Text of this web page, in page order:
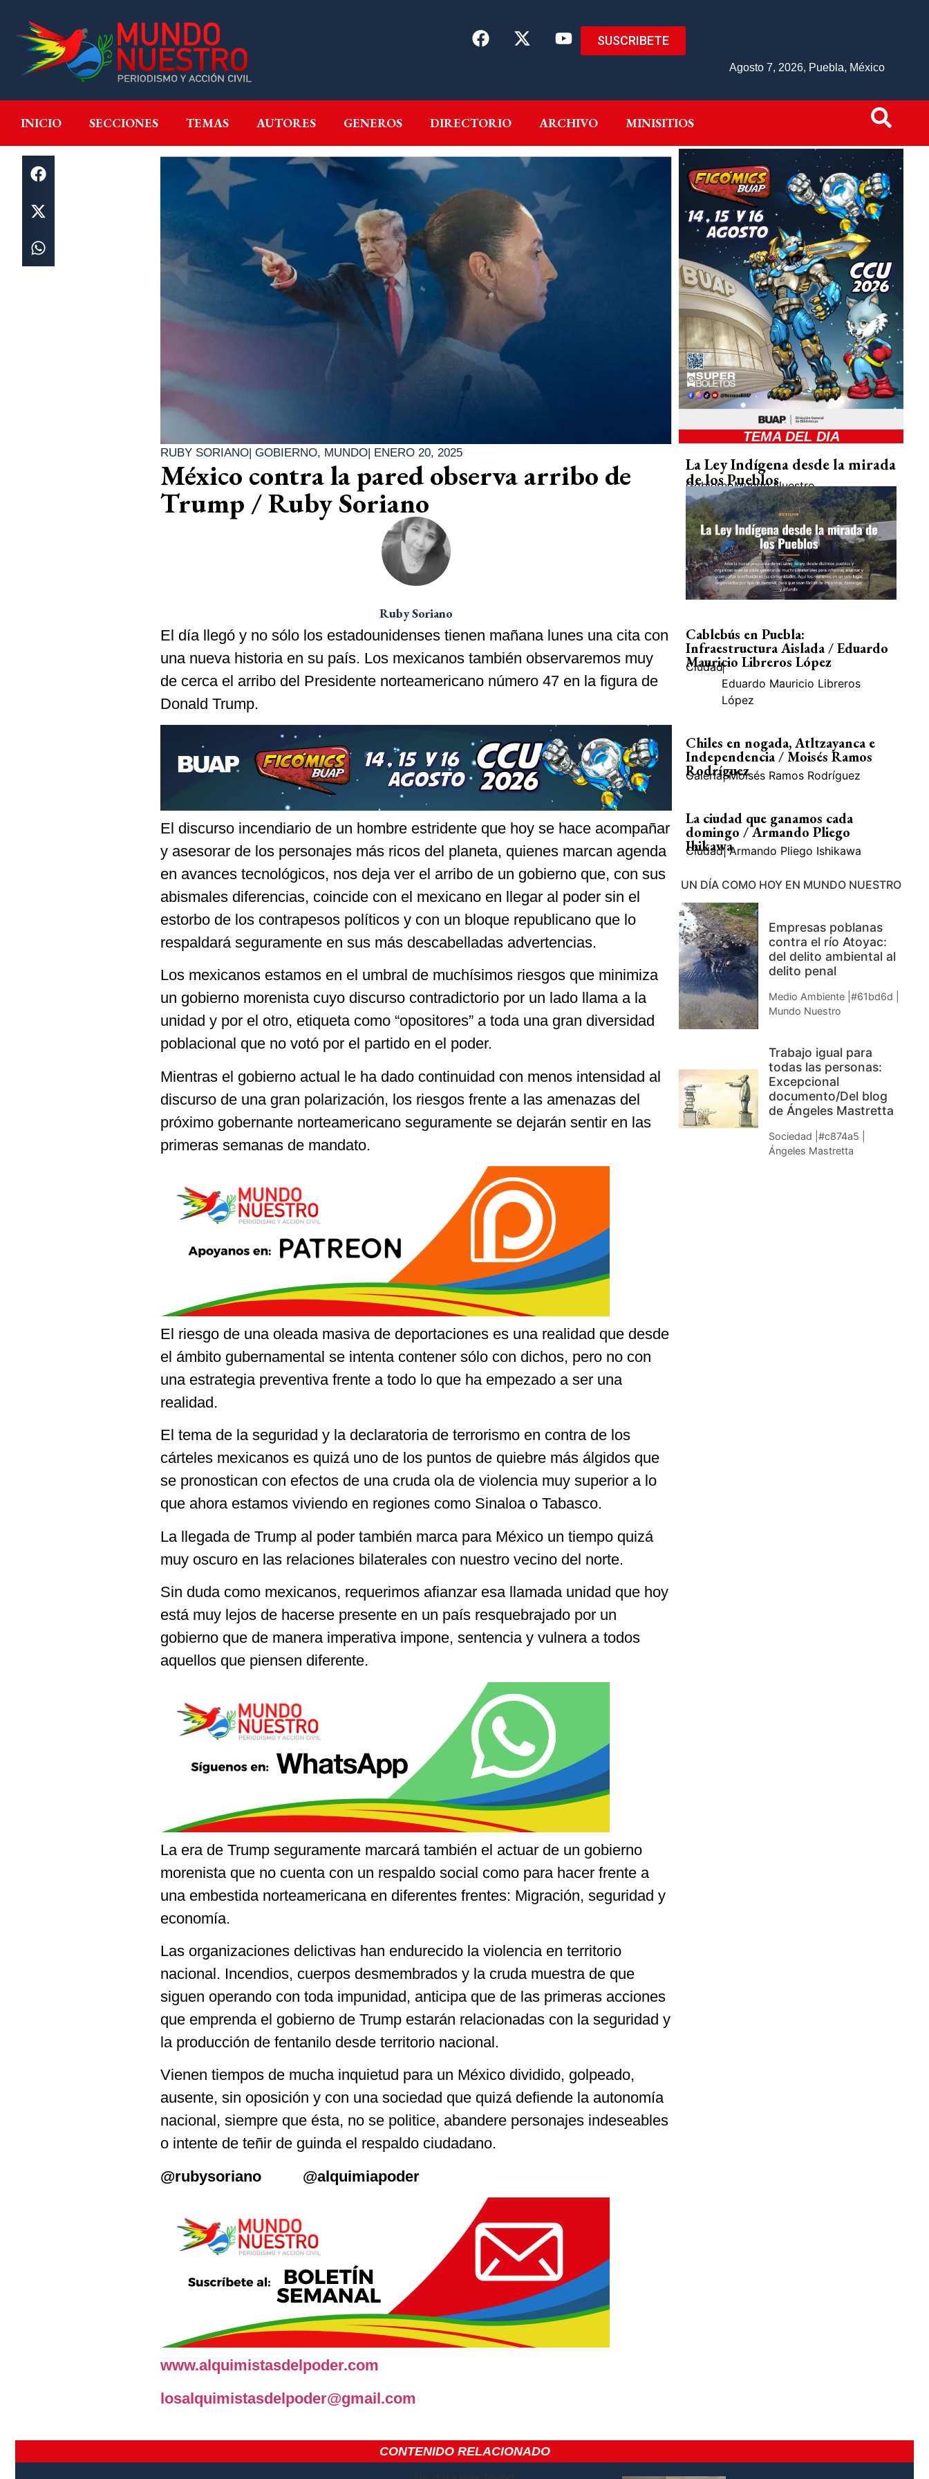
SUSCRIBETE
Agosto 7, 2026, Puebla, México
INICIO SECCIONES TEMAS AUTORES GENEROS DIRECTORIO ARCHIVO MINISITIOS
INICIO SECCIONES GENEROS DIRECTORIO ARCHIVO MINISITIOS
RUBY SORIANO| GOBIERNO, MUNDO| ENERO 20, 2025
México contra la pared observa arribo de
Trump / Ruby Soriano
Ruby Soriano
El día llegó y no sólo los estadounidenses tienen mañana lunes una cita con
una nueva historia en su país. Los mexicanos también observaremos muy
de cerca el arribo del Presidente norteamericano número 47 en la figura de
Donald Trump.
El discurso incendiario de un hombre estridente que hoy se hace acompañar
y asesorar de los personajes más ricos del planeta, quienes marcan agenda
en avances tecnológicos, nos deja ver el arribo de un gobierno que, con sus
abismales diferencias, coincide con el mexicano en llegar al poder sin el
estorbo de los contrapesos políticos y con un bloque republicano que lo
respaldará seguramente en sus más descabelladas advertencias.
Los mexicanos estamos en el umbral de muchísimos riesgos que minimiza
un gobierno morenista cuyo discurso contradictorio por un lado llama a la
unidad y por el otro, etiqueta como “opositores” a toda una gran diversidad
poblacional que no votó por el partido en el poder.
Mientras el gobierno actual le ha dado continuidad con menos intensidad al
discurso de una gran polarización, los riesgos frente a las amenazas del
próximo gobernante norteamericano seguramente se dejarán sentir en las
primeras semanas de mandato.
El riesgo de una oleada masiva de deportaciones es una realidad que desde
el ámbito gubernamental se intenta contener sólo con dichos, pero no con
una estrategia preventiva frente a todo lo que ha empezado a ser una
realidad.
El tema de la seguridad y la declaratoria de terrorismo en contra de los
cárteles mexicanos es quizá uno de los puntos de quiebre más álgidos que
se pronostican con efectos de una cruda ola de violencia muy superior a lo
que ahora estamos viviendo en regiones como Sinaloa o Tabasco.
La llegada de Trump al poder también marca para México un tiempo quizá
muy oscuro en las relaciones bilaterales con nuestro vecino del norte.
Sin duda como mexicanos, requerimos afianzar esa llamada unidad que hoy
está muy lejos de hacerse presente en un país resquebrajado por un
gobierno que de manera imperativa impone, sentencia y vulnera a todos
aquellos que piensen diferente.
La era de Trump seguramente marcará también el actuar de un gobierno
morenista que no cuenta con un respaldo social como para hacer frente a
una embestida norteamericana en diferentes frentes: Migración, seguridad y
economía.
Las organizaciones delictivas han endurecido la violencia en territorio
nacional. Incendios, cuerpos desmembrados y la cruda muestra de que
siguen operando con toda impunidad, anticipa que de las primeras acciones
que emprenda el gobierno de Trump estarán relacionadas con la seguridad y
la producción de fentanilo desde territorio nacional.
Vienen tiempos de mucha inquietud para un México dividido, golpeado,
ausente, sin oposición y con una sociedad que quizá defiende la autonomía
nacional, siempre que ésta, no se politice, abandere personajes indeseables
o intente de teñir de guinda el respaldo ciudadano.
@rubysoriano @alquimiapoder
www.alquimistasdelpoder.com
losalquimistasdelpoder@gmail.com
TEMA DEL DIA
La Ley Indígena desde la mirada
de los Pueblos
GobiernoMundo Nuestro
Cablebús en Puebla:
Infraestructura Aislada / Eduardo
Mauricio Libreros López
Ciudad|
Eduardo Mauricio Libreros
López
Chiles en nogada, Atltzayanca e
Independencia / Moisés Ramos
Rodríguez
Galería| Moisés Ramos Rodríguez
La ciudad que ganamos cada
domingo / Armando Pliego
Ihikawa
Ciudad| Armando Pliego Ishikawa
UN DÍA COMO HOY EN MUNDO NUESTRO
Empresas poblanas
contra el río Atoyac:
del delito ambiental al
delito penal
Medio Ambiente |#61bd6d |
Mundo Nuestro
Trabajo igual para
todas las personas:
Excepcional
documento/Del blog
de Ángeles Mastretta
Sociedad |#c874a5 |
Ángeles Mastretta
CONTENIDO RELACIONADO